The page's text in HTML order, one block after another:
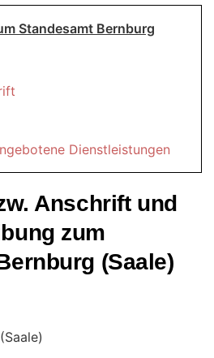
Standesamt Bernburg
Dienstleistungen
Anschrift und
zum
(Saale)